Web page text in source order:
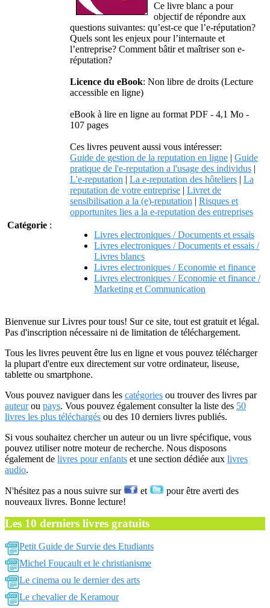
Ce livre blanc a pour
objectif de répondre aux
questions suivantes: qu’est-ce que l’e-réputation?
Quels sont les enjeux pour l’internaute et
l’entreprise? Comment bâtir et maîtriser son e-
réputation?
Licence du eBook: Non libre de droits (Lecture
accessible en ligne)
eBook à lire en ligne au format PDF - 4,1 Mo -
107 pages
Ces livres peuvent aussi vous intéresser:
Guide de gestion de la reputation en ligne | Guide
pratique de l'e-reputation a l'usage des individus |
L'e-reputation | La e-reputation des hôteliers | La
reputation de votre entreprise | Livret de
sensibilisation a la (e)-reputation | Risques et
opportunites lies a la e-reputation des entreprises
Catégorie :
Livres electroniques / Documents et essais
Livres electroniques / Documents et essais /
Livres blancs
Livres electroniques / Economie et finance
Livres electroniques / Economie et finance /
Marketing et Communication
Bienvenue sur Livres pour tous! Sur ce site, tout est gratuit et légal.
Pas d'inscription nécessaire ni de limitation de téléchargement.
Tous les livres peuvent être lus en ligne et vous pouvez télécharger
la plupart d'entre eux directement sur votre ordinateur, liseuse,
tablette ou smartphone.
Vous pouvez naviguer dans les catégories ou trouver des livres par
auteurou pays. Vous pouvez également consulter la liste des 50
livres les plus téléchargés ou des 10 derniers livres publiés.
Si vous souhaitez chercher un auteur ou un livre spécifique, vous
pouvez utiliser notre moteur de recherche. Nous disposons
également de livres pour enfants et une section dédiée aux livres
audio.
N'hésitez pas a nous suivre sur et
pour être averti des
nouveaux livres. Bonne lecture!
Les 10 derniers livres gratuits
Petit Guide de Survie des Etudiants
Michel Foucault et le christianisme
Le cinema ou le dernier des arts
Le chevalier de Keramour